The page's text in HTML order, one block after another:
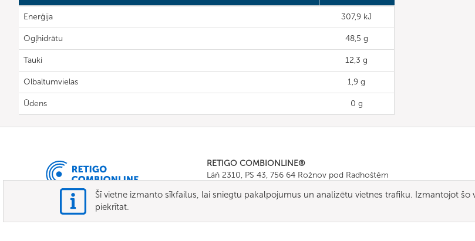
Enerģija 307,9 kJ
Ogļhidrātu 48,5 g
Tauki 12,3 g
Olbaltumvielas 1,9 g
Ūdens 0 g
RETIGO COMBIONLINE®
Láň 2310, PS 43, 756 64 Rožnov pod Radhoštěm
E-mail:info@combionline.com
Šī vietne izmanto sīkfailus, lai sniegtu pakalpojumus un analizētu vietnes trafiku. Izmantojot šo
piekrītat.